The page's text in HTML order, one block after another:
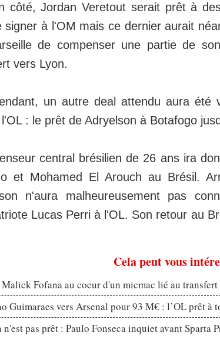
côté, Jordan Veretout serait prêt à
signer à l'OM mais ce dernier aurait
de compenser une partie de
vers Lyon.
un autre deal attendu aura été
: le prêt de Adryelson à Botafogo
central brésilien de 26 ans ira
et Mohamed El Arouch au Brésil.
n'aura malheureusement pas
Lucas Perri à l'OL. Son retour au
Cela peut vous
Fofana au coeur d'un micmac lié au
Guimaraes vers Arsenal pour 93 M€ : l’OL prêt à
n'est pas prêt : Paulo Fonseca inquiet avant Sparta